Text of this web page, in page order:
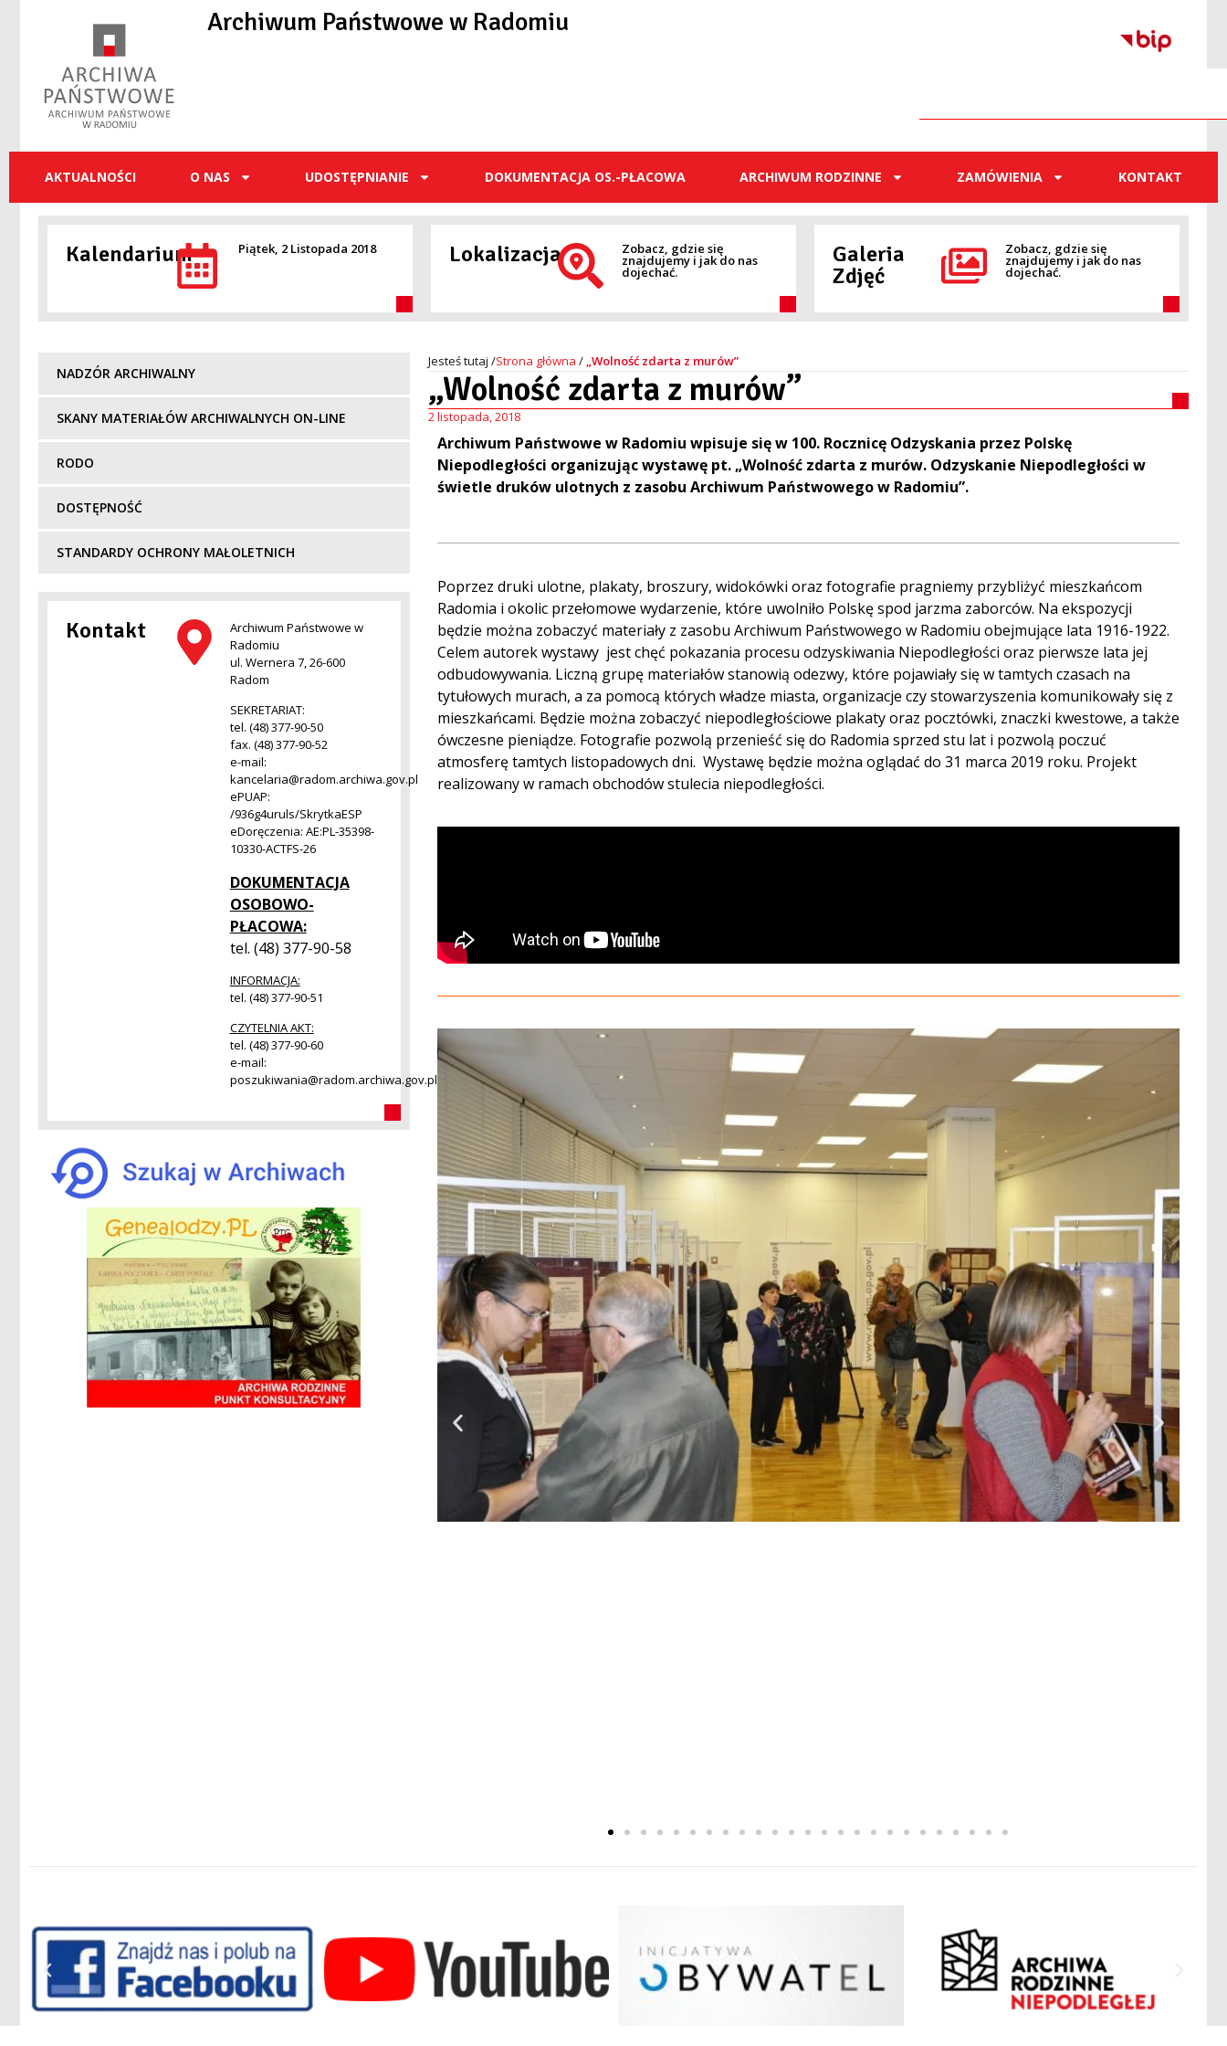
Archiwum Państwowe w Radomiu
AKTUALNOŚCI O NAS UDOSTĘPNIANIE DOKUMENTACJA OS.-PŁACOWA ARCHIWUM RODZINNE ZAMÓWIENIA KONTAKT
Kalendarium Piątek, 2 Listopada 2018 Lokalizacja Zobacz, gdzie się
znajdujemy i jak do nas
dojechać.
Galeria
Zdjęć
Zobacz, gdzie się
znajdujemy i jak do nas
dojechać.
NADZÓR ARCHIWALNY
SKANY MATERIAŁÓW ARCHIWALNYCH ON-LINE
RODO
DOSTĘPNOŚĆ
STANDARDY OCHRONY MAŁOLETNICH
Kontakt
Archiwum Państwowe w
Radomiu
ul. Wernera 7, 26-600
Radom
SEKRETARIAT:
tel. (48) 377-90-50
fax. (48) 377-90-52
e-mail:
kancelaria@radom.archiwa.gov.pl
ePUAP:
/936g4uruls/SkrytkaESP
eDoręczenia: AE:PL-35398-
10330-ACTFS-26
DOKUMENTACJA
OSOBOWO-
PŁACOWA:
tel. (48) 377-90-58
INFORMACJA:
tel. (48) 377-90-51
CZYTELNIA AKT:
tel. (48) 377-90-60
e-mail:
poszukiwania@radom.archiwa.gov.pl
Strona główna / „Wolność zdarta z murów”
„Wolność zdarta z murów”
2 listopada, 2018
Archiwum Państwowe w Radomiu wpisuje się w 100. Rocznicę Odzyskania przez Polskę
Niepodległości organizując wystawę pt. „Wolność zdarta z murów. Odzyskanie Niepodległości w
świetle druków ulotnych z zasobu Archiwum Państwowego w Radomiu”.
Poprzez druki ulotne, plakaty, broszury, widokówki oraz fotografie pragniemy przybliżyć mieszkańcom
Radomia i okolic przełomowe wydarzenie, które uwolniło Polskę spod jarzma zaborców. Na ekspozycji
będzie można zobaczyć materiały z zasobu Archiwum Państwowego w Radomiu obejmujące lata 1916-1922.
Celem autorek wystawy jest chęć pokazania procesu odzyskiwania Niepodległości oraz pierwsze lata jej
odbudowywania. Liczną grupę materiałów stanowią odezwy, które pojawiały się w tamtych czasach na
tytułowych murach, a za pomocą których władze miasta, organizacje czy stowarzyszenia komunikowały się z
mieszkańcami. Będzie można zobaczyć niepodległościowe plakaty oraz pocztówki, znaczki kwestowe, a także
ówczesne pieniądze. Fotografie pozwolą przenieść się do Radomia sprzed stu lat i pozwolą poczuć
atmosferę tamtych listopadowych dni. Wystawę będzie można oglądać do 31 marca 2019 roku. Projekt
realizowany w ramach obchodów stulecia niepodległości.